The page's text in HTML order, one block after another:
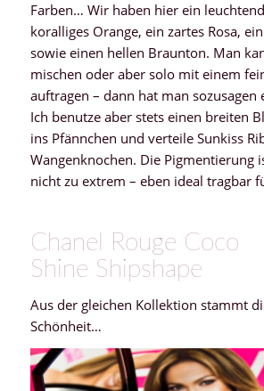
Farben… Wir haben hier ein
koralliges Orange, ein zartes Rosa,
sowie einen hellen Braunton. Man
mischen oder aber solo mit einem
auftragen – dann hat man sozusagen
Ich benutze aber stets einen breiten
ins Pfännchen und verteile Sunkiss
Wangenknochen. Die Pigmentierung
nicht zu extrem – eben ideal tragbar
Chanel Rouge Coco
Shine Shipshape
Aus der gleichen Kollektion stammt
Schönheit…